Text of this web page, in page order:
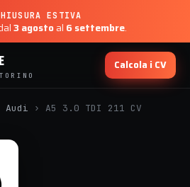
ESTIVA
3 agostoal 6 settembre.
Calcola i CV
Audi › A5 3.0 TDI 211 CV